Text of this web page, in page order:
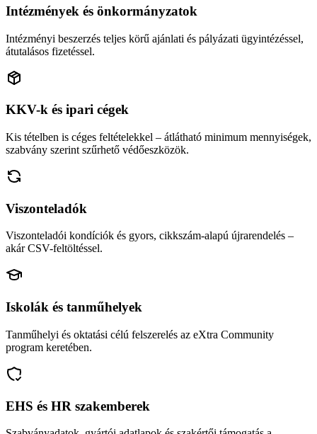
Intézmények és önkormányzatok
Intézményi beszerzés teljes körű ajánlati és pályázati ügyintézéssel,
átutalásos fizetéssel.
KKV-k és ipari cégek
Kis tételben is céges feltételekkel – átlátható minimum mennyiségek,
szabvány szerint szűrhető védőeszközök.
Viszonteladók
Viszonteladói kondíciók és gyors, cikkszám-alapú újrarendelés –
akár CSV-feltöltéssel.
Iskolák és tanműhelyek
Tanműhelyi és oktatási célú felszerelés az eXtra Community
program keretében.
EHS és HR szakemberek